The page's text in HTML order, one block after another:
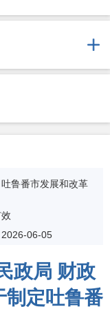
鲁番市发展和改革
2026-06-05
政局 财政
制定吐鲁番